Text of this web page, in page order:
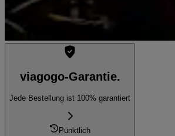
viagogo-Garantie.
Jede Bestellung ist 100% garantiert
Pünktlich